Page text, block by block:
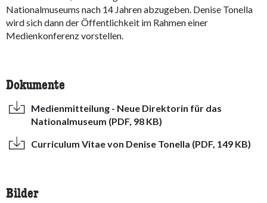
Nationalmuseums nach 14 Jahren abzugeben. Denise Tonella
wird sich dann der Öffentlichkeit im Rahmen einer
Medienkonferenz vorstellen.
Dokumente
Medienmitteilung - Neue Direktorin für das
Nationalmuseum (PDF, 98 KB)
Curriculum Vitae von Denise Tonella (PDF, 149 KB)
Bilder